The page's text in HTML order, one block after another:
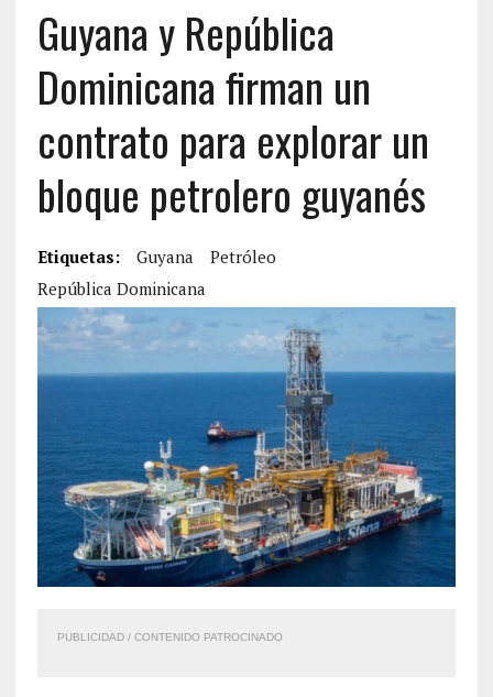
Guyana y República
Dominicana firman un
contrato para explorar un
bloque petrolero guyanés
Etiquetas: Guyana
Petróleo
República Dominicana
PUBLICIDAD / CONTENIDO PATROCINADO